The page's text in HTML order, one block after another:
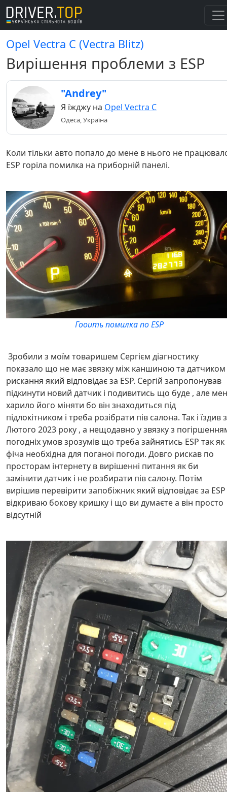
Opel Vectra C (Vectra Blitz)
Вирішення проблеми з ESP
"Andrey"
Я їжджу на Opel Vectra C
Одеса, Україна
Коли тільки авто попало до мене в нього не
ESP горіла помилка на приборній панелі.
Гооить помилка по ESP
Зробили з моїм товаришем Сергієм діагностику
показало що не має звязку між каншиною та датчиком
рискання який відповідає за ESP. Сергій запропонував
підкинути новий датчик і подивитись що буде , але
харило його міняти бо він знаходиться під
підлокітником і треба розібрати пів салона. Так і їздив з
Лютого 2023 року , а нещодавно у звязку з
погодніх умов зрозумів що треба зайнятись ESP так як
фіча необхідна для поганої погоди. Довго рискав по
просторам інтернету в вирішенні питання як би
замінити датчик і не розбирати пів салону. Потім
вирішив перевірити запобіжник який відповідає за ESP
відкриваю бокову кришку і що ви думаєте а він просто
відсутній